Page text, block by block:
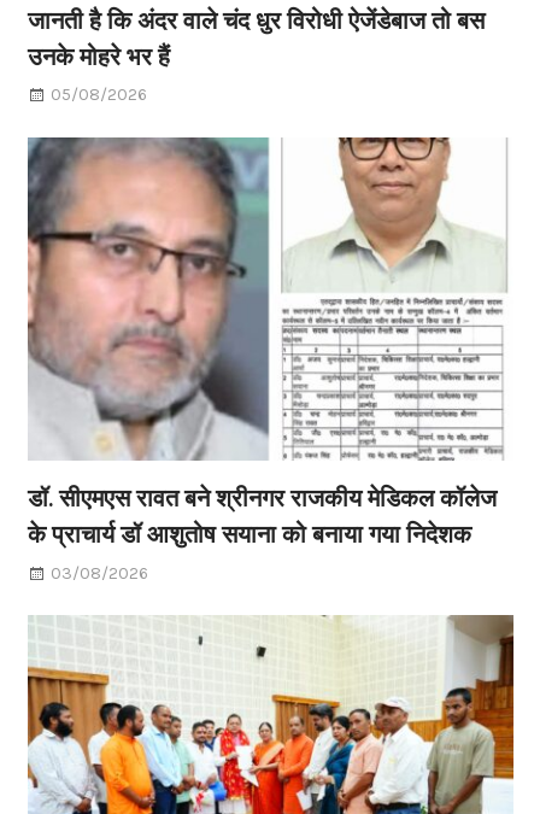
जानती है कि अंदर वाले चंद धुर विरोधी ऐजेंडेबाज तो बस
उनके मोहरे भर हैं
05/08/2026
डॉ. सीएमएस रावत बने श्रीनगर राजकीय मेडिकल कॉलेज
के प्राचार्य डॉ आशुतोष सयाना को बनाया गया निदेशक
03/08/2026